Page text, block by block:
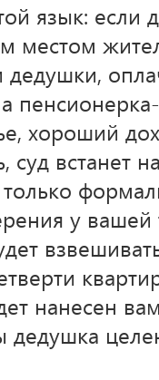
язык: если
местом
хороший
суд встанет
у
нанесен
дедушка